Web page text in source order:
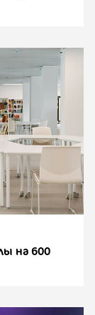
на 600